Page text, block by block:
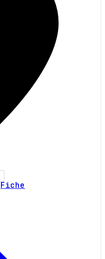
Fiche